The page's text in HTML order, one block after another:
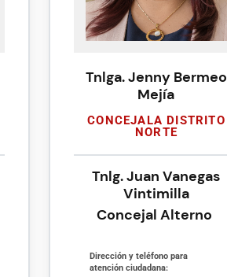
Tnlga. Jenny Bermeo
Mejía
CONCEJALA DISTRITO
NORTE
Tnlg. Juan Vanegas
Vintimilla
Concejal Alterno
Dirección y teléfono para
atención ciudadana: